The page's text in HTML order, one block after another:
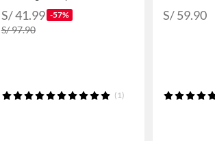
S/ 41.99 -57%
S/ 97.90
(1)
S/ 59.90